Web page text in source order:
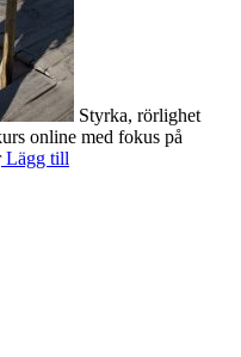
Styrka, rörlighet
online med fokus på
Lägg till